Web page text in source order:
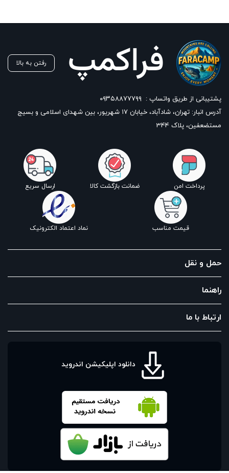
رفتن به بالا
پشتیبانی از طریق واتساپ : ۰۹۳۵۸۸۷۷۷۹۹
آدرس انبار: تهران، شادآباد، خیابان ١٧ شهریور، بین شهدای اسلامی و بسیج
مستضعفین، پلاک 344
پرداخت امن ضمانت بازگشت کالا ارسال سریع
قیمت مناسب نماد اعتماد الکترونیک
حمل و نقل
راهنما
ارتباط با ما
دانلود اپلیکیشن اندروید